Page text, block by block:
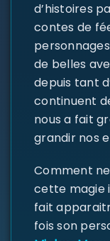
d’histoires
contes de
de belles
depuis tant
continuent
nous a fait
grandir nos
Comment
cette magie
fait
fois son